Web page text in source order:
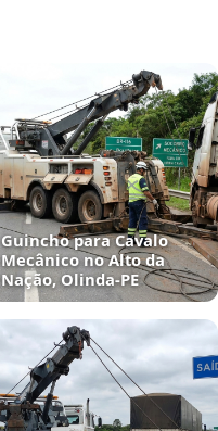
Guincho para Cavalo
Mecânico no Alto da
Nação, Olinda‑PE